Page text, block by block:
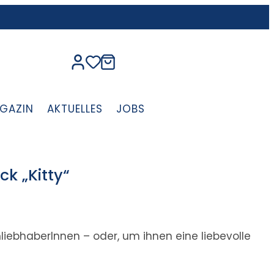
AKTUELLES JOBS
„Kitty“
– oder, um ihnen eine liebevolle